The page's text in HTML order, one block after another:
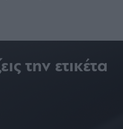
την ετικέτα